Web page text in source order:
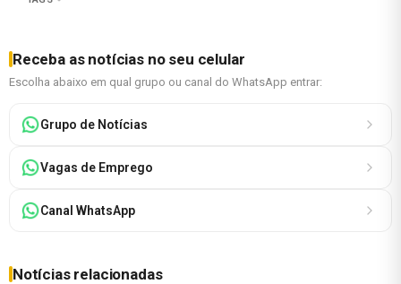
Receba as notícias no seu celular
Escolha abaixo em qual grupo ou canal do WhatsApp entrar:
Grupo de Notícias
Vagas de Emprego
Canal WhatsApp
Notícias relacionadas